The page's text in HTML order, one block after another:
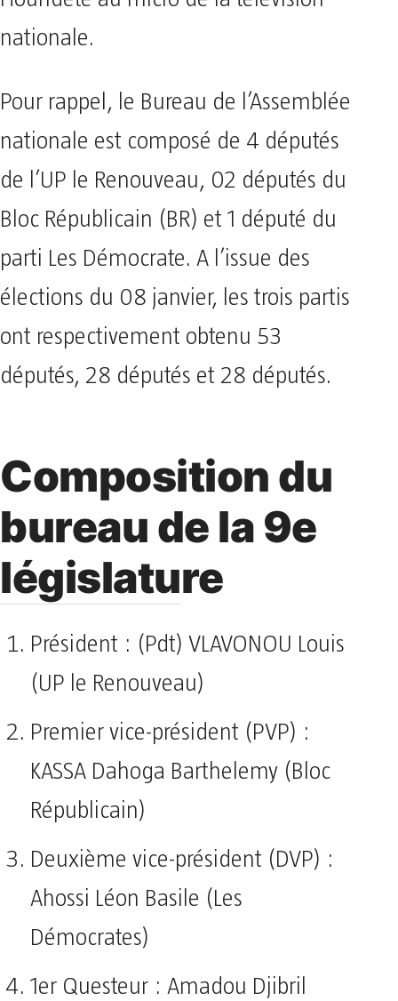
nationale.
Pour rappel, le Bureau de l’Assemblée
nationale est composé de 4 députés
de l’UP le Renouveau, 02 députés du
Bloc Républicain (BR) et 1 député du
parti Les Démocrate. A l’issue des
élections du 08 janvier, les trois partis
ont respectivement obtenu 53
députés, 28 députés et 28 députés.
Composition du
bureau de la 9e
législature
Président : (Pdt) VLAVONOU Louis
(UP le Renouveau)
Premier vice-président (PVP) :
KASSA Dahoga Barthelemy (Bloc
Républicain)
Deuxième vice-président (DVP) :
Ahossi Léon Basile (Les
Démocrates)
1er Questeur : Amadou Djibril